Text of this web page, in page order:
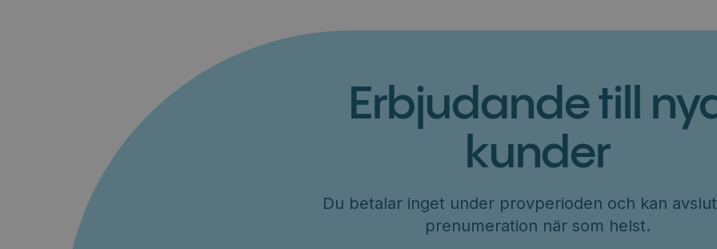
Erbjudande till
kunder
Du betalar inget under provperioden och kan
prenumeration när som helst.